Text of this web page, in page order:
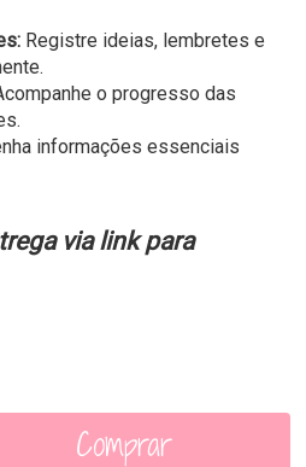
Registre ideias, lembretes e
o progresso das
informações essenciais
via link para
Comprar